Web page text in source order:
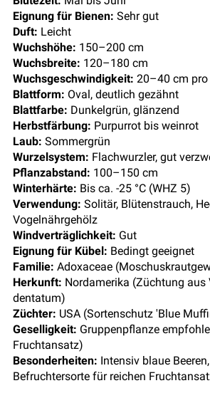
Eignung für Bienen: Sehr gut
Duft: Leicht
Wuchshöhe: 150–200 cm
Wuchsbreite: 120–180 cm
Wuchsgeschwindigkeit: 20–40 cm
Blattform: Oval, deutlich gezähnt
Blattfarbe: Dunkelgrün, glänzend
Herbstfärbung: Purpurrot bis weinrot
Laub: Sommergrün
Wurzelsystem: Flachwurzler, gut
Pflanzabstand: 100–150 cm
Winterhärte: Bis ca. -25 °C (WHZ 5)
Verwendung: Solitär, Blütenstrauch,
Vogelnährgehölz
Windverträglichkeit: Gut
Eignung für Kübel: Bedingt geeignet
Familie: Adoxaceae
Herkunft: Nordamerika (Züchtung aus
dentatum)
Züchter: USA (Sortenschutz 'Blue
Geselligkeit: Gruppenpflanze
Fruchtansatz)
Besonderheiten: Intensiv blaue
Befruchtersorte für reichen